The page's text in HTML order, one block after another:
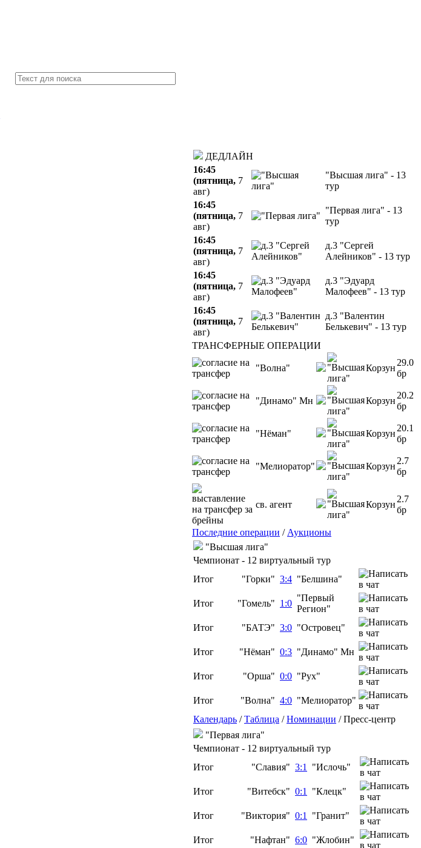
ДЕДЛАЙН
16:45
(пятница, 7
авг)
"Высшая лига" - 13
тур
16:45
(пятница, 7
авг)
"Первая лига" - 13
тур
16:45
(пятница, 7
авг)
д.3 "Сергей
Алейников" - 13 тур
16:45
(пятница, 7
авг)
д.3 "Эдуард
Малофеев" - 13 тур
16:45
(пятница, 7
авг)
д.3 "Валентин
Белькевич" - 13 тур
ТРАНСФЕРНЫЕ ОПЕРАЦИИ
"Волна" Корзун
29.0
бр
"Динамо" Мн Корзун
20.2
бр
"Нёман" Корзун
20.1
бр
"Мелиоратор" Корзун
2.7
бр
св. агент Корзун
2.7
бр
Последние операции / Аукционы
"Высшая лига"
Чемпионат - 12 виртуальный тур
Итог
"Горки" 3:4 "Белшина"
Итог "Гомель" 1:0
"Первый
Регион"
Итог
"БАТЭ" 3:0 "Островец"
Итог "Нёман" 0:3 "Динамо" Мн
Итог "Орша" 0:0 "Рух"
Итог "Волна" 4:0 "Мелиоратор"
Календарь /Таблица /Номинации /Пресс-центр
"Первая лига"
Чемпионат - 12 виртуальный тур
Итог
"Славия" 3:1 "Ислочь"
Итог "Витебск" 0:1 "Клецк"
Итог "Виктория" 0:1 "Гранит"
Итог "Нафтан" 6:0 "Жлобин"